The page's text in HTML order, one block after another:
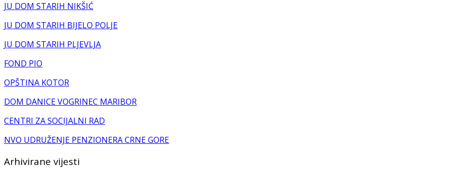
JU DOM STARIH NIKŠIĆ
JU DOM STARIH BIJELO POLJE
JU DOM STARIH PLJEVLJA
FOND PIO
OPŠTINA KOTOR
DOM DANICE VOGRINEC MARIBOR
CENTRI ZA SOCIJALNI RAD
NVO UDRUŽENJE PENZIONERA CRNE GORE
Arhivirane vijesti